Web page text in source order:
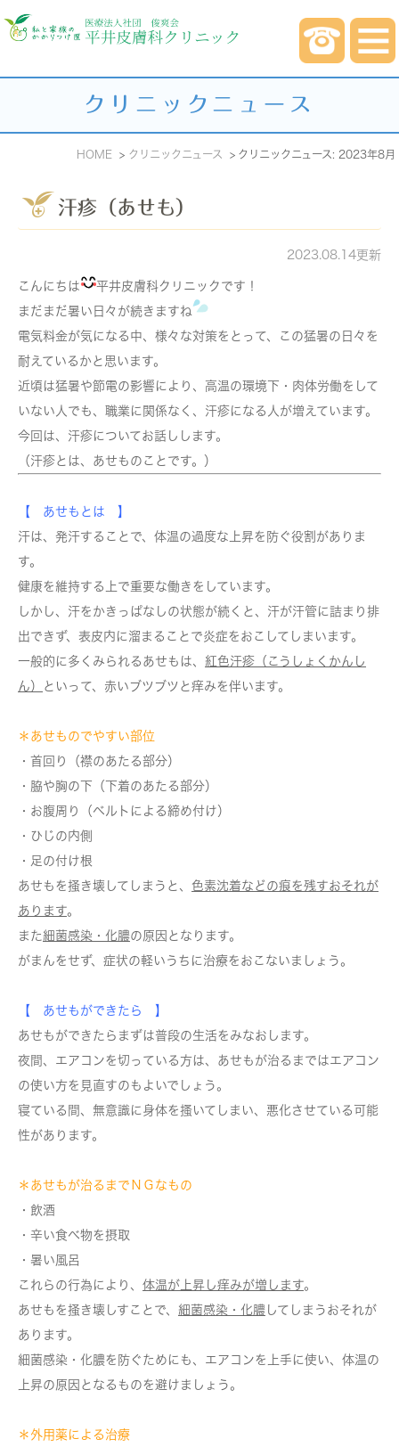
クリニックニュース
HOME クリニックニュース クリニックニュース: 2023年8月
汗疹（あせも）
2023.08.14更新
こんにちは
平井皮膚科クリニックです！
まだまだ暑い日々が続きますね
電気料金が気になる中、様々な対策をとって、この猛暑の日々を
耐えているかと思います。
近頃は猛暑や節電の影響により、高温の環境下・肉体労働をして
いない人でも、職業に関係なく、汗疹になる人が増えています。
今回は、汗疹についてお話しします。
（汗疹とは、あせものことです。）
【 あせもとは 】
汗は、発汗することで、体温の過度な上昇を防ぐ役割がありま
す。
健康を維持する上で重要な働きをしています。
しかし、汗をかきっぱなしの状態が続くと、汗が汗管に詰まり排
出できず、表皮内に溜まることで炎症をおこしてしまいます。
一般的に多くみられるあせもは、 紅色汗疹（こうしょくかんし
ん）
といって、赤いブツブツと痒みを伴います。
＊あせものでやすい部位
・首回り（襟のあたる部分）
・脇や胸の下（下着のあたる部分）
・お腹周り（ベルトによる締め付け）
・ひじの内側
・足の付け根
あせもを掻き壊してしまうと、 色素沈着などの痕を残すおそれが
あります。
また細菌感染・化膿の原因となります。
がまんをせず、症状の軽いうちに治療をおこないましょう。
【 あせもができたら 】
あせもができたらまずは普段の生活をみなおします。
夜間、エアコンを切っている方は、あせもが治るまではエアコン
の使い方を見直すのもよいでしょう。
寝ている間、無意識に身体を搔いてしまい、悪化させている可能
性があります。
＊あせもが治るまでＮＧなもの
・飲酒
・辛い食べ物を摂取
・暑い風呂
これらの行為により、 体温が上昇し痒みが増します。
あせもを掻き壊しすことで、 細菌感染・化膿 してしまうおそれが
あります。
細菌感染・化膿を防ぐためにも、エアコンを上手に使い、体温の
上昇の原因となるものを避けましょう。
＊外用薬による治療